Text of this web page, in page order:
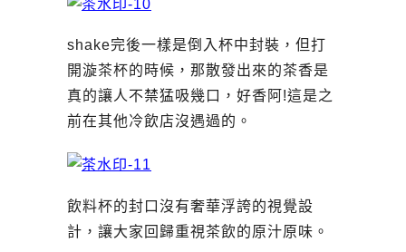
shake完後一樣是倒入杯中封裝，但打
開漩茶杯的時候，那散發出來的茶香是
真的讓人不禁猛吸幾口，好香阿!這是之
前在其他冷飲店沒遇過的。
飲料杯的封口沒有奢華浮誇的視覺設
計，讓大家回歸重視茶飲的原汁原味。